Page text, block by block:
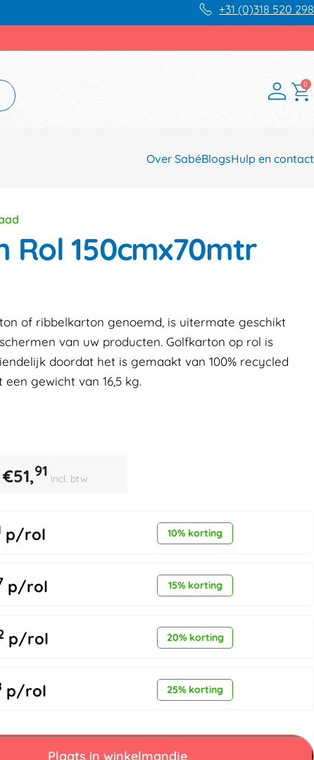
+31 (0)318 520 298
0
Over SabéBlogsHulp en contact
Rol 150cmx70mtr
of ribbelkarton genoemd, is uitermate geschikt
van uw producten. Golfkarton op rol is
doordat het is gemaakt van 100% recycled
gewicht van 16,5 kg.
€51,91 incl. btw
p/rol 10% korting
p/rol 15% korting
p/rol 20% korting
p/rol 25% korting
Plaats in winkelmandje